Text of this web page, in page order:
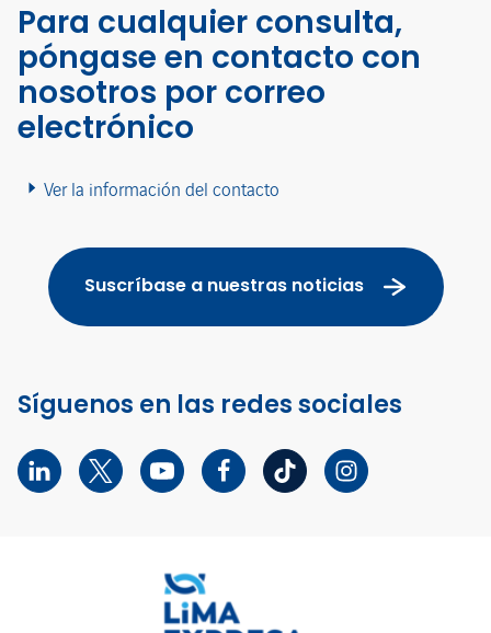
Para cualquier consulta,
póngase en contacto con
nosotros por correo
electrónico
Ver la información del contacto
Suscríbase a nuestras noticias
Síguenos en las redes sociales